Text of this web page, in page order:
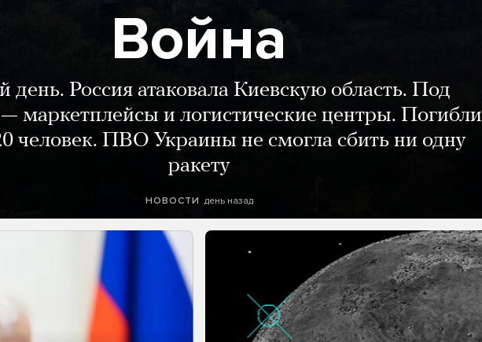
Война
день. Россия атаковала Киевскую область. Под
маркетплейсы и логистические центры. Погибли
человек. ПВО Украины не смогла сбить ни одну
ракету
НОВОСТИ день назад